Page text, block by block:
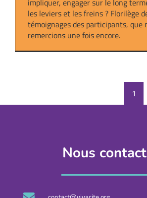
impliquer, engager sur le long
les leviers et les freins ? Florilège
témoignages des participants, que
remercions une fois encore.
1
Nous